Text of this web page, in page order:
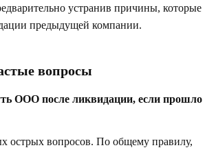
устранив причины, которые
предыдущей компании.
вопросы
ООО после ликвидации, если прошло
острых вопросов. По общему правилу,